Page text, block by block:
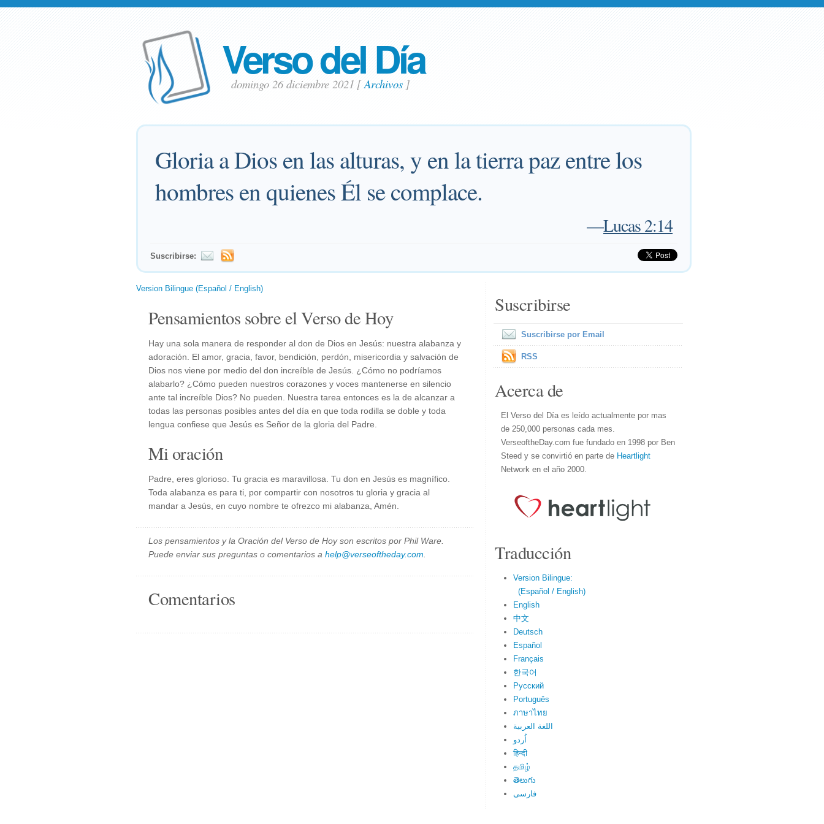
Verso del Día
domingo 26 diciembre 2021 [Archivos]
Gloria a Dios en las alturas, y en la tierra paz entre los
hombres en quienes Él se complace.
—Lucas 2:14
Suscribirse:
Version Bilingue (Español / English)
Pensamientos sobre el Verso de Hoy
Hay una sola manera de responder al don de Dios en Jesús: nuestra alabanza y
adoración. El amor, gracia, favor, bendición, perdón, misericordia y salvación de
Dios nos viene por medio del don increíble de Jesús. ¿Cómo no podríamos
alabarlo? ¿Cómo pueden nuestros corazones y voces mantenerse en silencio
ante tal increíble Dios? No pueden. Nuestra tarea entonces es la de alcanzar a
todas las personas posibles antes del día en que toda rodilla se doble y toda
lengua confiese que Jesús es Señor de la gloria del Padre.
Mi oración
Padre, eres glorioso. Tu gracia es maravillosa. Tu don en Jesús es magnífico.
Toda alabanza es para ti, por compartir con nosotros tu gloria y gracia al
mandar a Jesús, en cuyo nombre te ofrezco mi alabanza, Amén.
Los pensamientos y la Oración del Verso de Hoy son escritos por Phil Ware.
Puede enviar sus preguntas o comentarios a help@verseoftheday.com
Comentarios
Suscribirse
Suscribirse por Email
RSS
Acerca de
El Verso del Día es leído actualmente por mas
de 250,000 personas cada mes.
VerseoftheDay.com fue fundado en 1998 por Ben
Steed y se convirtió en parte de Heartlight
Network en el año 2000.
Traducción
Version Bilingue:
(Español / English)
English
中文
Deutsch
Español
Français
한국어
Русский
Português
ภาษาไทย
اللغة العربية
اُردو
हिन्दी
தமிழ்
తెలుగు
فارسی